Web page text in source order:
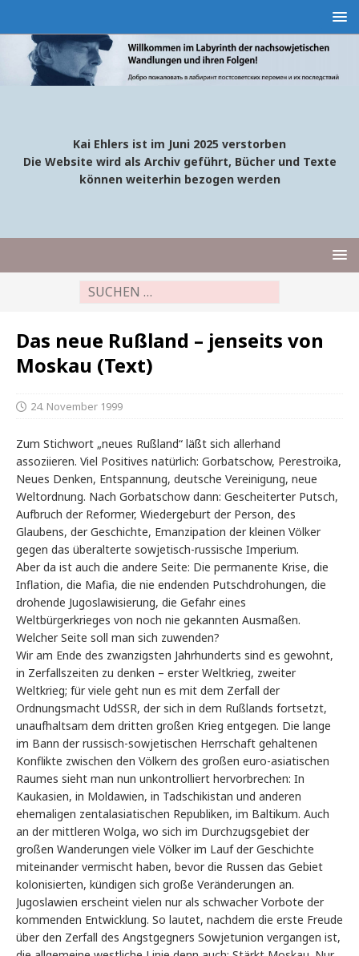
Kai Ehlers ist im Juni 2025 verstorben
Die Website wird als Archiv geführt, Bücher und Texte
können weiterhin bezogen werden
Das neue Rußland – jenseits von
Moskau (Text)
24. November 1999
Zum Stichwort „neues Rußland“ läßt sich allerhand
assoziieren. Viel Positives natürlich: Gorbatschow, Perestroika,
Neues Denken, Entspannung, deutsche Vereinigung, neue
Weltordnung. Nach Gorbatschow dann: Gescheiterter Putsch,
Aufbruch der Reformer, Wiedergeburt der Person, des
Glaubens, der Geschichte, Emanzipation der kleinen Völker
gegen das überalterte sowjetisch-russische Imperium.
Aber da ist auch die andere Seite: Die permanente Krise, die
Inflation, die Mafia, die nie endenden Putschdrohungen, die
drohende Jugoslawisierung, die Gefahr eines
Weltbürgerkrieges von noch nie gekannten Ausmaßen.
Welcher Seite soll man sich zuwenden?
Wir am Ende des zwanzigsten Jahrhunderts sind es gewohnt,
in Zerfallszeiten zu denken – erster Weltkrieg, zweiter
Weltkrieg; für viele geht nun es mit dem Zerfall der
Ordnungsmacht UdSSR, der sich in dem Rußlands fortsetzt,
unaufhaltsam dem dritten großen Krieg entgegen. Die lange
im Bann der russisch-sowjetischen Herrschaft gehaltenen
Konflikte zwischen den Völkern des großen euro-asiatischen
Raumes sieht man nun unkontrolliert hervorbrechen: In
Kaukasien, in Moldawien, in Tadschikistan und anderen
ehemaligen zentalasiatischen Republiken, im Baltikum. Auch
an der mittleren Wolga, wo sich im Durchzugsgebiet der
großen Wanderungen viele Völker im Lauf der Geschichte
miteinander vermischt haben, bevor die Russen das Gebiet
kolonisierten, kündigen sich große Veränderungen an.
Jugoslawien erscheint vielen nur als schwacher Vorbote der
kommenden Entwicklung. So lautet, nachdem die erste Freude
über den Zerfall des Angstgegners Sowjetunion vergangen ist,